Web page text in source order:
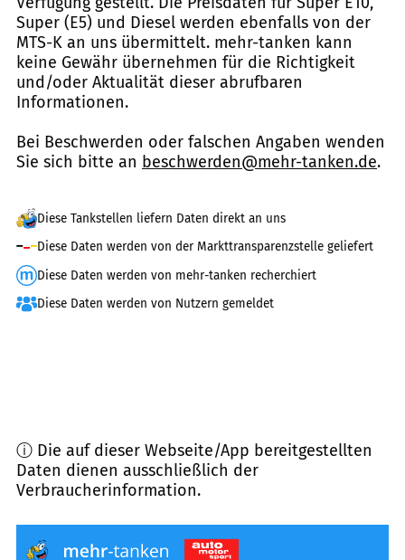
Super (E5) und Diesel werden ebenfalls von der
MTS-K an uns übermittelt. mehr-tanken kann
keine Gewähr übernehmen für die Richtigkeit
und/oder Aktualität dieser abrufbaren
Informationen.
Bei Beschwerden oder falschen Angaben wenden
Sie sich bitte an beschwerden@mehr-tanken.de.
Diese Tankstellen liefern Daten direkt an uns
Diese Daten werden von der Markttransparenzstelle geliefert
Diese Daten werden von mehr-tanken recherchiert
Diese Daten werden von Nutzern gemeldet
ⓘ Die auf dieser Webseite/App bereitgestellten
Daten dienen ausschließlich der
Verbraucherinformation.